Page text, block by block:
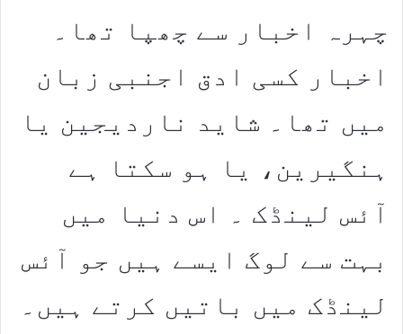
چہرہ اخبار سے چھپا تھا۔
اخبار کسی ادق اجنبی زبان
میں تھا۔ شاید ناردیجین یا
ہنگیرین، یا ہو سکتا ہے
آئس لینڈک ۔ اس دنیا میں
بہت سے لوگ ایسے ہیں جو آئس
لینڈک میں باتیں کرتے ہیں۔